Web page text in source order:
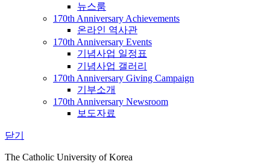
뉴스룸
170th Anniversary Achievements
온라인 역사관
170th Anniversary Events
기념사업 일정표
기념사업 갤러리
170th Anniversary Giving Campaign
기부소개
170th Anniversary Newsroom
보도자료
닫기
The Catholic University of Korea